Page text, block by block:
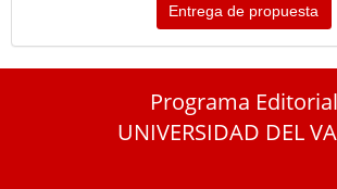
Entrega de propuesta
Programa Editorial
UNIVERSIDAD DEL